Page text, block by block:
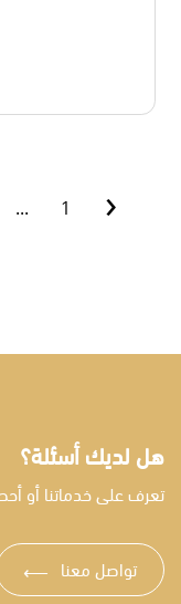
‹
1
...
هل لديك أسئلة؟
تعرف على خدماتنا أو
تواصل معنا ⟶